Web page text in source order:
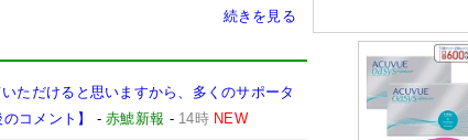
続きを見る
ただけると思いますから、多くのサポータ
コメント】
-赤鯱新報 - 14時 NEW